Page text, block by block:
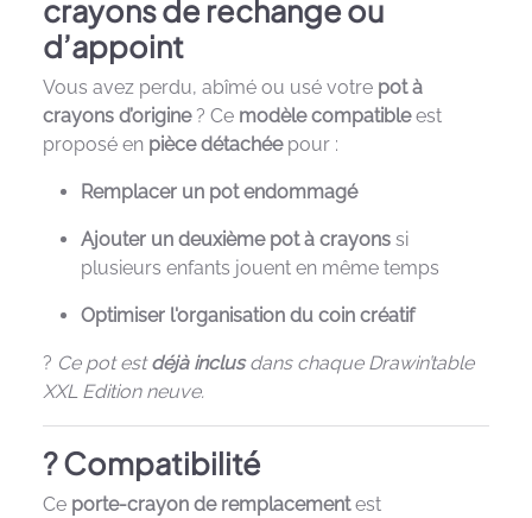
crayons de rechange ou
d’appoint
Vous avez perdu, abîmé ou usé votre pot à
crayons d’origine? Ce modèle compatibleest
proposé en pièce détachéepour :
Remplacer un pot endommagé
Ajouter un deuxième pot à crayons si
plusieurs enfants jouent en même temps
Optimiser l'organisation du coin créatif
? Ce pot estdéjà inclusdans chaque Drawin’table
XXL Edition neuve.
? Compatibilité
Ce porte-crayon de remplacementest